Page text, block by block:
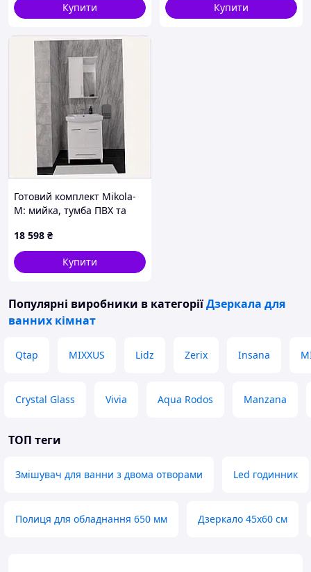
Купити
Купити
Готовий комплект Mikola-
M: мийка, тумба ПВХ та
18 598 ₴
Купити
Популярні виробники в категоріїДзеркала для
ванних кімнат
Qtap MIXXUS Lidz Zerix Insana
Crystal Glass Vivia Aqua Rodos Manzana
ТОП теги
Змішувач для ванни з двома отворами Led годинник
Полиця для обладнання 650 мм Дзеркало 45х60 см